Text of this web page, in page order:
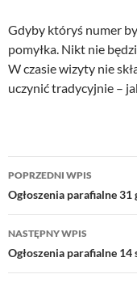
Gdyby któryś numer
pomyłka. Nikt nie
W czasie wizyty nie
uczynić tradycyjnie –
Nawigacja
wpisu
POPRZEDNI WPIS
Ogłoszenia parafialne
NASTĘPNY WPIS
Ogłoszenia parafialne 14